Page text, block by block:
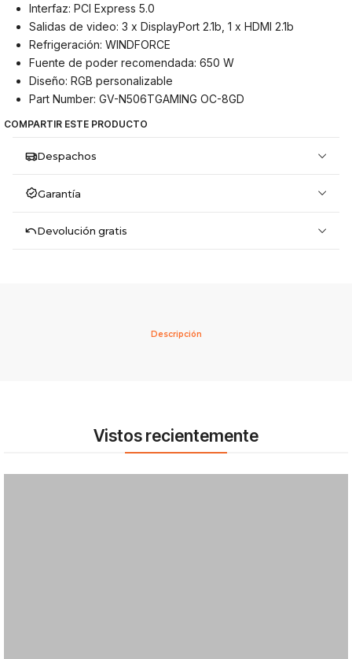
Interfaz: PCI Express 5.0
Salidas de video: 3 x DisplayPort 2.1b, 1 x HDMI 2.1b
Refrigeración: WINDFORCE
Fuente de poder recomendada: 650 W
Diseño: RGB personalizable
Part Number: GV-N506TGAMING OC-8GD
COMPARTIR ESTE PRODUCTO
Despachos
Garantía
Devolución gratis
Descripción
Vistos recientemente